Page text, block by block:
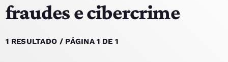
HOME
NOTÍCIAS
fraudes e cibercrime
1 RESULTADO / PÁGINA 1 DE 1